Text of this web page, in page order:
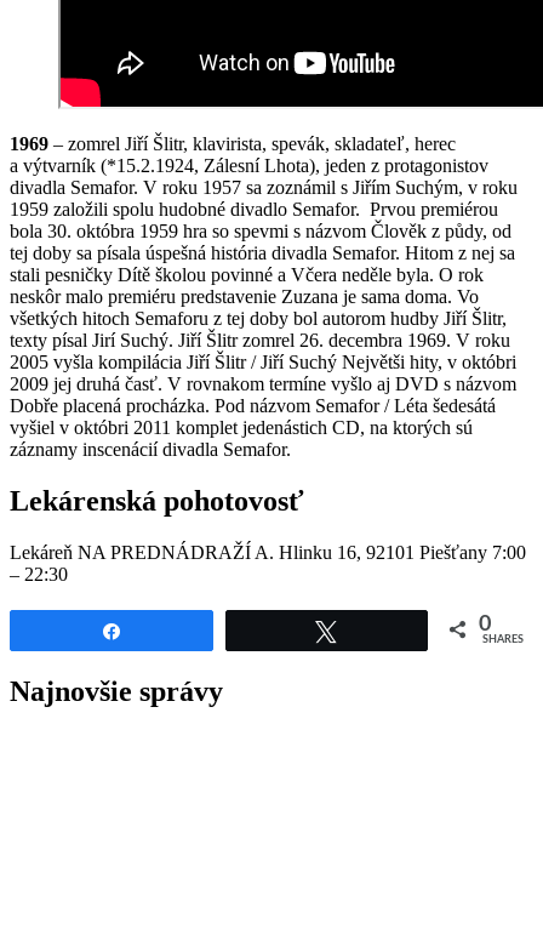
1969 – zomrel Jiří Šlitr, klavirista, spevák, skladateľ, herec
a výtvarník (*15.2.1924, Zálesní Lhota), jeden z protagonistov
divadla Semafor. V roku 1957 sa zoznámil s Jiřím Suchým, v roku
1959 založili spolu hudobné divadlo Semafor. Prvou premiérou
bola 30. októbra 1959 hra so spevmi s názvom Člověk z půdy, od
tej doby sa písala úspešná história divadla Semafor. Hitom z nej sa
stali pesničky Dítě školou povinné a Včera neděle byla. O rok
neskôr malo premiéru predstavenie Zuzana je sama doma. Vo
všetkých hitoch Semaforu z tej doby bol autorom hudby Jiří Šlitr,
texty písal Jirí Suchý. Jiří Šlitr zomrel 26. decembra 1969. V roku
2005 vyšla kompilácia Jiří Šlitr / Jiří Suchý Největši hity, v októbri
2009 jej druhá časť. V rovnakom termíne vyšlo aj DVD s názvom
Dobře placená procházka. Pod názvom Semafor / Léta šedesátá
vyšiel v októbri 2011 komplet jedenástich CD, na ktorých sú
záznamy inscenácií divadla Semafor.
Lekárenská pohotovosť
Lekáreň NA PREDNÁDRAŽÍ A. Hlinku 16, 92101 Piešťany 7:00
– 22:30
0
SHARES
Najnovšie správy